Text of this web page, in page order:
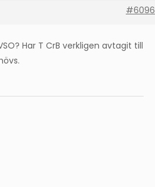
#6096
Har T CrB verkligen avtagit till